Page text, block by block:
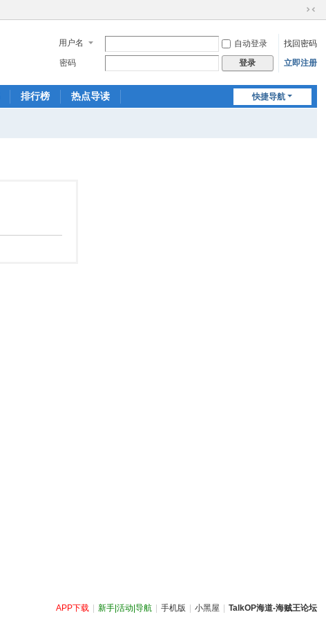
切
到
窄
用户名 自动登录
找回密码
密码
登录 立即注册
快捷导航
排行榜 热点导读
APP下载 新手|活动|导航 手机版 小黑屋 TalkOP海道-海贼王论坛